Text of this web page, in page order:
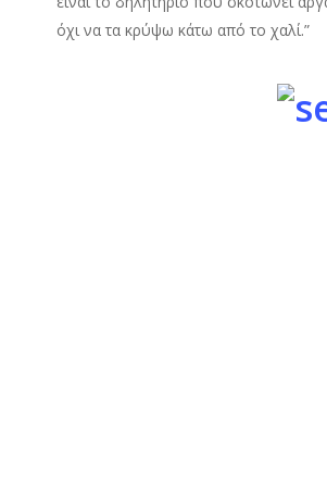
όχι να τα κρύψω κάτω από το χαλί.”